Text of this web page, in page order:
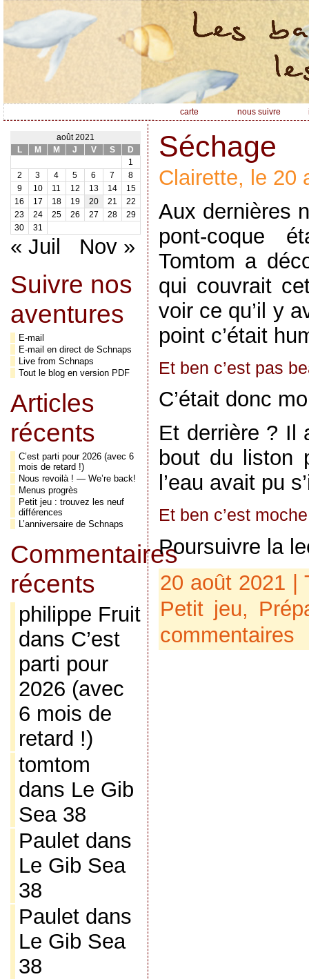
carte nous suivre
août 2021
L
M M J V S
D
1
2
3 4 5 6 7
8
9
10 11 12 13 14
15
16
17 18 19 20 21
22
23
24 25 26 27 28
29
30
31
« Juil Nov »
Suivre nos
aventures
E-mail
E-mail en direct de Schnaps
Live from Schnaps
Tout le blog en version PDF
Articles
récents
C’est parti pour 2026 (avec 6
mois de retard !)
Nous revoilà ! — We’re back!
Menus progrès
Petit jeu : trouvez les neuf
différences
L’anniversaire de Schnaps
Commentaires
récents
philippe Fruit
dans C’est
parti pour
2026 (avec
6 mois de
retard !)
tomtom
dans Le Gib
Sea 38
Pauletdans
Le Gib Sea
38
Pauletdans
Le Gib Sea
38
Séchage
Clairette, le 20
Aux dernières
pont-coque
Tomtom a
qui couvrait
voir ce qu’il y
point c’était
Et ben c’est pas
C’était donc
Et derrière ? Il
bout du liston
l’eau avait pu
Et ben c’est
Poursuivre la
20 août 2021 |
Petit jeu,
commentaires